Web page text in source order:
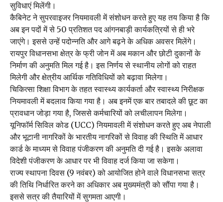
सुविधाएं मिलेंगी।
कैबिनेट ने सुपरवाइजर नियमावली में संशोधन करते हुए यह तय किया है कि
अब इन पदों में से 50 प्रतिशत पद आंगनबाड़ी कार्यकत्रियों से ही भरे
जाएंगे। इससे उन्हें पदोन्नति और आगे बढ़ने के अधिक अवसर मिलेंगे।
रायपुर विधानसभा क्षेत्र के फ्री जोन में अब मकान और छोटी दुकानों के
निर्माण की अनुमति मिल गई है। इस निर्णय से स्थानीय लोगों को राहत
मिलेगी और क्षेत्रीय आर्थिक गतिविधियों को बढ़ावा मिलेगा।
चिकित्सा शिक्षा विभाग के तहत स्वास्थ्य कार्यकर्ता और स्वास्थ्य निरीक्षक
नियमावली में बदलाव किया गया है। अब इनमें एक बार तबादले की छूट का
प्रावधान जोड़ा गया है, जिससे कर्मचारियों को लचीलापन मिलेगा।
यूनिफॉर्म सिविल कोड (UCC) नियमावली में संशोधन करते हुए अब नेपाली
और भूटानी नागरिकों के भारतीय नागरिकों से विवाह की स्थिति में आधार
कार्ड के माध्यम से विवाह पंजीकरण की अनुमति दी गई है। इसके अलावा
विदेशी पंजीकरण के आधार पर भी विवाह दर्ज किया जा सकेगा।
राज्य स्थापना दिवस (9 नवंबर) को आयोजित होने वाले विधानसभा सत्र
की तिथि निर्धारित करने का अधिकार अब मुख्यमंत्री को सौंपा गया है।
इससे सत्र की तैयारियों में सुगमता आएगी।